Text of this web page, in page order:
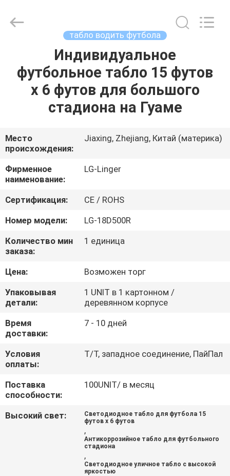
ПРОДУКТЫ
НАС
ПУТЕШЕСТВИЕ
ФАБРИКИ
ПРОВЕРКА
КАЧЕСТВА
СВЯЖИТЕСЬ
МЫ
НОВОСТИ
СПРОСИТЕ
ЦИТАТУ
САЙТА
Technology
табло водить футбола
Индивидуальное
футбольное табло 15 футов
x 6 футов для большого
стадиона на Гуаме
Место
происхождения:
Jiaxing, Zhejiang, Китай (материка)
Фирменное
наименование:
LG-Linger
Сертификация:
CE / ROHS
Номер модели:
LG-18D500R
Количество мин
заказа:
1 единица
Цена:
Возможен торг
Упаковывая
детали:
1 UNIT в 1 картонном /
деревянном корпусе
Время
доставки:
7 - 10 дней
Условия
оплаты:
Т/Т, западное соединение, ПайПал
Поставка
способности:
100UNIT/ в месяц
Высокий свет:
Светодиодное табло для футбола 15
футов x 6 футов
,
Антикоррозийное табло для футбольного
стадиона
,
Светодиодное уличное табло с высокой
яркостью